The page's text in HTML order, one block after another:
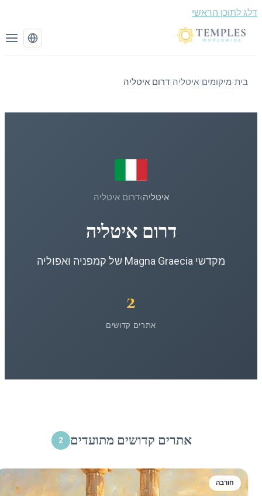
לתוכן הראשי
/מיקומים/איטליה/דרום איטליה
איטליה›דרום איטליה
דרום איטליה
מקדשי Magna Graecia של קמפניה ואפוליה
אתרים קדושים
אתרים קדושים מתועדים 2
חורבה